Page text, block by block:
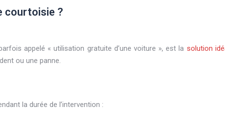
courtoisie ?
appelé « utilisation gratuite d’une voiture », est la solution
ou une panne.
la durée de l’intervention :